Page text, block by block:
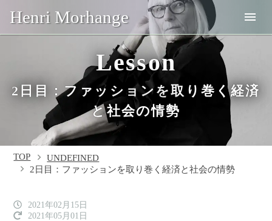
Henri Morhange
Lesson
2日目：ファッションを取り巻く経済
と社会の情勢
TOP
UNDEFINED
2日目：ファッションを取り巻く経済と社会の情勢
2021年02月15日
2021年05月01日